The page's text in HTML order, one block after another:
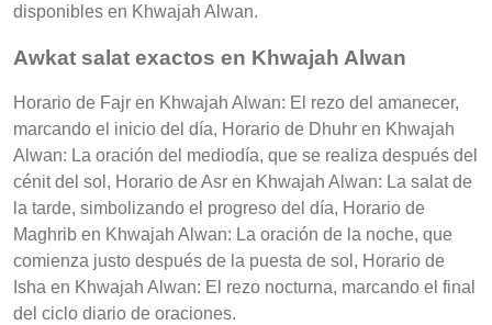
disponibles en Khwajah Alwan.
Awkat salat exactos en Khwajah Alwan
Horario de Fajr en Khwajah Alwan: El rezo del amanecer,
marcando el inicio del día, Horario de Dhuhr en Khwajah
Alwan: La oración del mediodía, que se realiza después del
cénit del sol, Horario de Asr en Khwajah Alwan: La salat de
la tarde, simbolizando el progreso del día, Horario de
Maghrib en Khwajah Alwan: La oración de la noche, que
comienza justo después de la puesta de sol, Horario de
Isha en Khwajah Alwan: El rezo nocturna, marcando el final
del ciclo diario de oraciones.